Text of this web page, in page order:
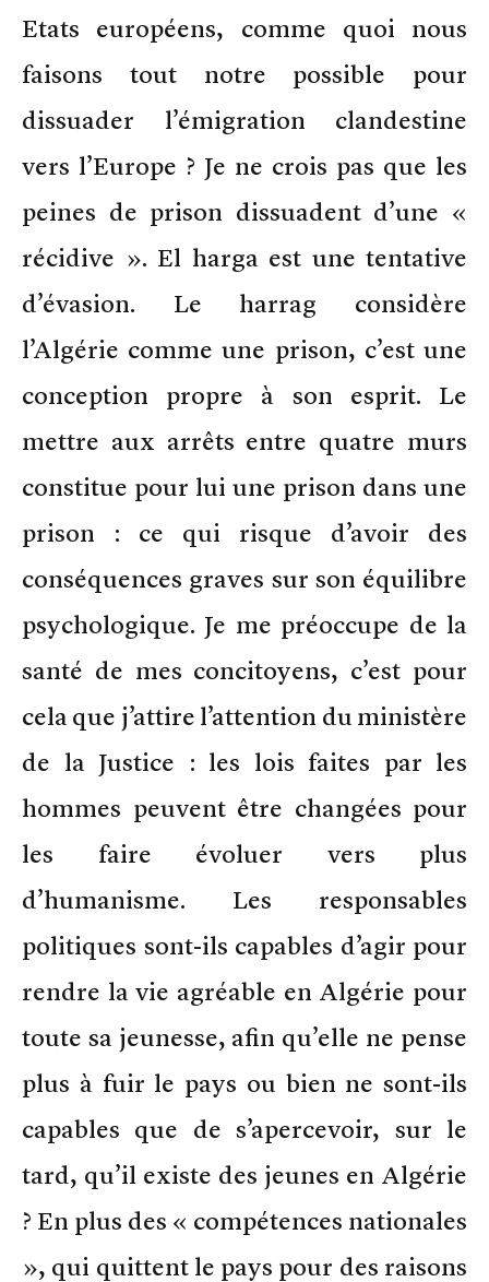
Etats européens, comme quoi nous
faisons tout notre possible pour
dissuader l’émigration clandestine
vers l’Europe ? Je ne crois pas que les
peines de prison dissuadent d’une «
récidive ». El harga est une tentative
d’évasion. Le harrag considère
l’Algérie comme une prison, c’est une
conception propre à son esprit. Le
mettre aux arrêts entre quatre murs
constitue pour lui une prison dans une
prison : ce qui risque d’avoir des
conséquences graves sur son équilibre
psychologique. Je me préoccupe de la
santé de mes concitoyens, c’est pour
cela que j’attire l’attention du ministère
de la Justice : les lois faites par les
hommes peuvent être changées pour
les faire évoluer vers plus
d’humanisme. Les responsables
politiques sont-ils capables d’agir pour
rendre la vie agréable en Algérie pour
toute sa jeunesse, afin qu’elle ne pense
plus à fuir le pays ou bien ne sont-ils
capables que de s’apercevoir, sur le
tard, qu’il existe des jeunes en Algérie
? En plus des « compétences nationales
», qui quittent le pays pour des raisons